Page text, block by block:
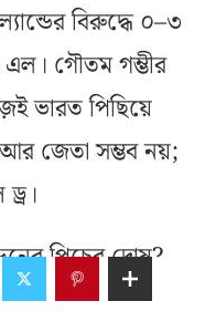
বিরুদ্ধে ০–৩
এল। গৌতম গম্ভীর
ভারত পিছিয়ে
জেতা সম্ভব নয়;
পিচের দোষ?
এখন ঘিরে ধরেছে